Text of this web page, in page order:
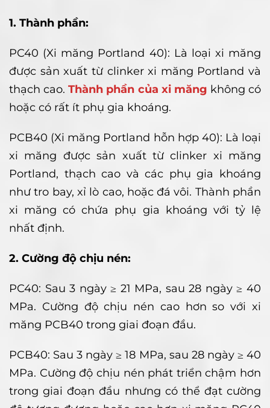
1. Thành phần:
PC40 (Xi măng Portland 40): Là loại xi măng
được sản xuất từ clinker xi măng Portland và
thạch cao.Thành phần của xi măng không có
hoặc có rất ít phụ gia khoáng.
PCB40 (Xi măng Portland hỗn hợp 40): Là loại
xi măng được sản xuất từ clinker xi măng
Portland, thạch cao và các phụ gia khoáng
như tro bay, xỉ lò cao, hoặc đá vôi. Thành phần
xi măng có chứa phụ gia khoáng với tỷ lệ
nhất định.
2. Cường độ chịu nén:
PC40: Sau 3 ngày ≥ 21 MPa, sau 28 ngày ≥ 40
MPa. Cường độ chịu nén cao hơn so với xi
măng PCB40 trong giai đoạn đầu.
PCB40: Sau 3 ngày ≥ 18 MPa, sau 28 ngày ≥ 40
MPa. Cường độ chịu nén phát triển chậm hơn
trong giai đoạn đầu nhưng có thể đạt cường